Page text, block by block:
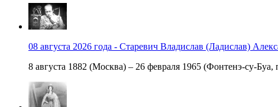
08 августа 2026 года - Старевич Владислав (Ладислав)
8 августа 1882 (Москва) – 26 февраля 1965 (Фонтенэ-су-